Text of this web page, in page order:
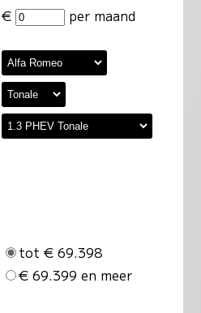
€ per maand
tot € 69.398
€ 69.399 en meer